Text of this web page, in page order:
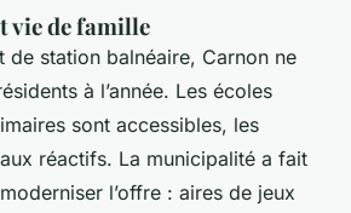
vie de famille
de station balnéaire, Carnon ne
à l’année. Les écoles
sont accessibles, les
réactifs. La municipalité a fait
l’offre : aires de jeux